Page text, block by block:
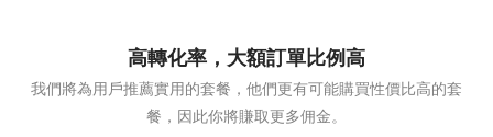
高轉化率，大額訂單比例高
我們將為用戶推薦實用的套餐，他們更有可能購買性價比高的套
餐，因此你將賺取更多佣金。